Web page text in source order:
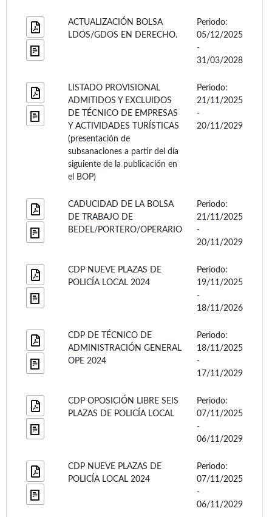
ACTUALIZACIÓN BOLSA
LDOS/GDOS EN DERECHO.
Periodo:
05/12/2025
-
31/03/2028
LISTADO PROVISIONAL
ADMITIDOS Y EXCLUIDOS
DE TÉCNICO DE EMPRESAS
Y ACTIVIDADES TURÍSTICAS
(presentación de
subsanaciones a partir del día
siguiente de la publicación en
el BOP)
Periodo:
21/11/2025
-
20/11/2029
CADUCIDAD DE LA BOLSA
DE TRABAJO DE
BEDEL/PORTERO/OPERARIO
Periodo:
21/11/2025
-
20/11/2029
CDP NUEVE PLAZAS DE
POLICÍA LOCAL 2024
Periodo:
19/11/2025
-
18/11/2026
CDP DE TÉCNICO DE
ADMINISTRACIÓN GENERAL
OPE 2024
Periodo:
18/11/2025
-
17/11/2029
CDP OPOSICIÓN LIBRE SEIS
PLAZAS DE POLICÍA LOCAL
Periodo:
07/11/2025
-
06/11/2029
CDP NUEVE PLAZAS DE
POLICÍA LOCAL 2024
Periodo:
07/11/2025
-
06/11/2029